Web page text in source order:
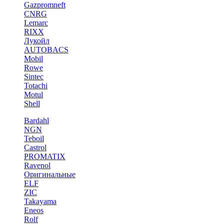
Gazpromneft
CNRG
Lemarc
RIXX
Лукойл
AUTOBACS
Mobil
Rowe
Sintec
Totachi
Motul
Shell
Bardahl
NGN
Teboil
Castrol
PROMATIX
Ravenol
Оригинальные
ELF
ZIC
Takayama
Eneos
Rolf